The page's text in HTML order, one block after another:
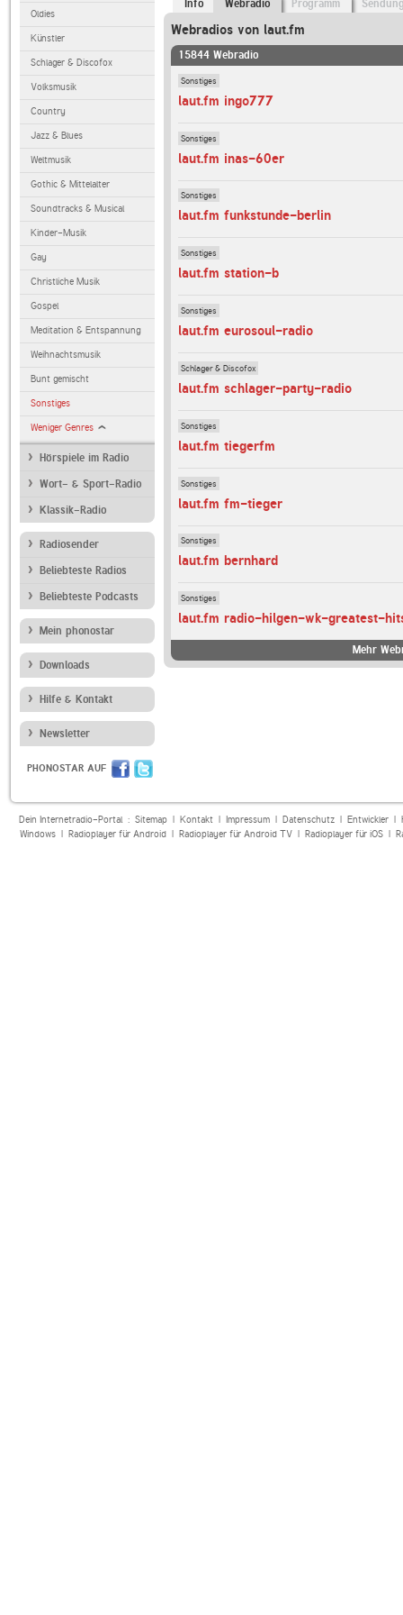
Oldies
Künstler
Schlager & Discofox
Volksmusik
Country
Jazz & Blues
Weltmusik
Gothic & Mittelalter
Soundtracks & Musical
Kinder-Musik
Gay
Christliche Musik
Gospel
Meditation & Entspannung
Weihnachtsmusik
Bunt gemischt
Sonstiges
Weniger Genres
Hörspiele im Radio
Wort- & Sport-Radio
Klassik-Radio
Radiosender
Beliebteste Radios
Beliebteste Podcasts
Mein phonostar
Downloads
Hilfe & Kontakt
Newsletter
PHONOSTAR AUF
Info Webradio Programm
Webradios von laut.fm
15844 Webradio
Sonstiges
laut.fm ingo777
Sonstiges
laut.fm inas-60er
Sonstiges
laut.fm funkstunde-berlin
Sonstiges
laut.fm station-b
Sonstiges
laut.fm eurosoul-radio
Schlager & Discofox
laut.fm schlager-party-radio
Sonstiges
laut.fm tiegerfm
Sonstiges
laut.fm fm-tieger
Sonstiges
laut.fm bernhard
Sonstiges
laut.fm radio-hilgen-wk-greatest-
Mehr
Dein Internetradio-Portal : Sitemap| Kontakt| Impressum| Datenschutz| Entwickler|
Windows| Radioplayer für Android| Radioplayer für Android TV| Radioplayer für iOS|